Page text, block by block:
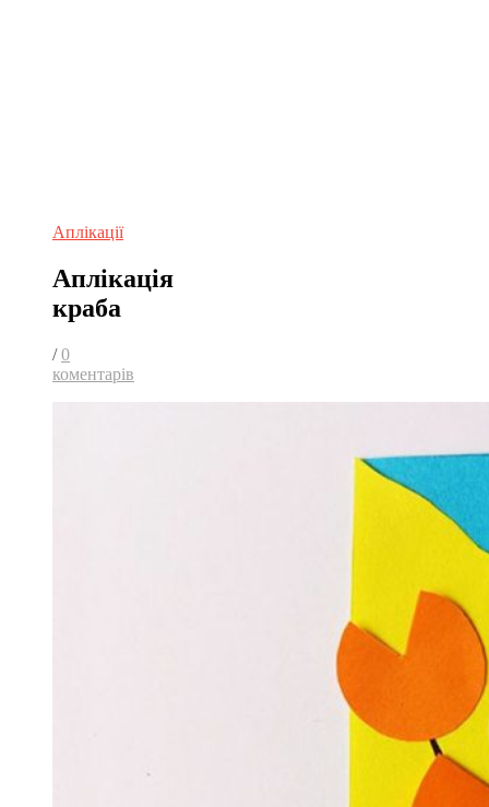
Аплікації
Аплікація
краба
/ 0
коментарів